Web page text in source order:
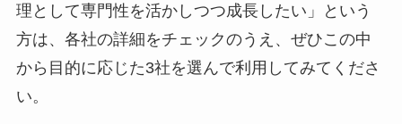
理として専門性を活かしつつ成長したい」という
方は、各社の詳細をチェックのうえ、ぜひこの中
から目的に応じた3社を選んで利用してみてくださ
い。